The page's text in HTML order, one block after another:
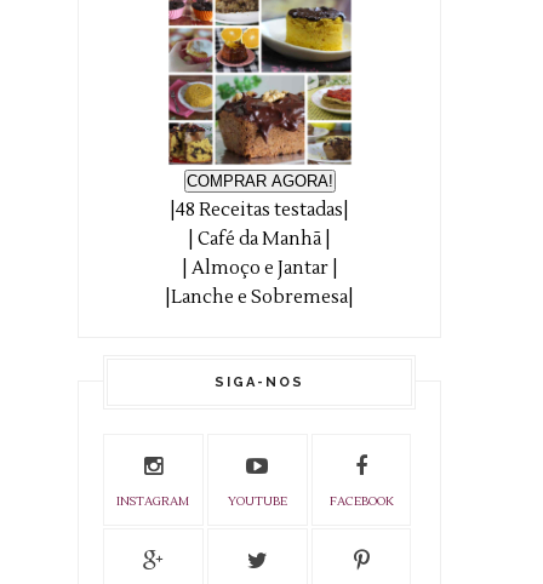
COMPRAR AGORA!
|48 Receitas testadas|
| Café da Manhã |
| Almoço e Jantar |
|Lanche e Sobremesa|
SIGA-NOS
INSTAGRAM YOUTUBE FACEBOOK